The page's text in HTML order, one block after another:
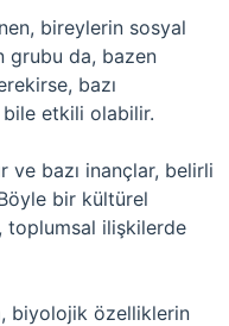
bireylerin sosyal
grubu da, bazen
bazı
etkili olabilir.
ve bazı inançlar, belirli
bir kültürel
toplumsal ilişkilerde
biyolojik özelliklerin